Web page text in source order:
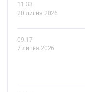
11.33
20 липня 2026
09.17
7 липня 2026